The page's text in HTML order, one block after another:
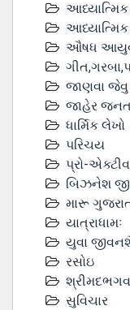
આધ્યાત્મિક
ઔષધ
જાણવા જેવુ
જાહેર
ધાર્મિક લેખો
પરિચય
પ્રો-
બિઝનેશ
મારૂ
યાત્રાધામઃ
યુવા
રસોઇ
સુવિચાર